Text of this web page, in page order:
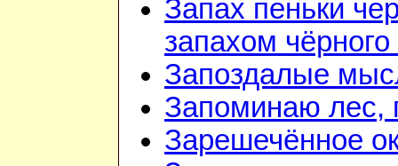
Запах пеньки
запахом
Запоздалые
Запоминаю лес,
Зарешечённое